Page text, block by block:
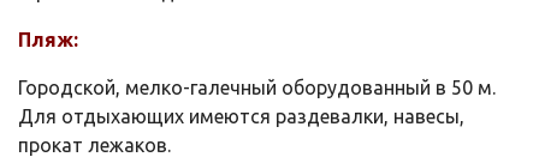
Пляж:
Городской, мелко-галечный оборудованный в 50 м.
Для отдыхающих имеются раздевалки, навесы,
прокат лежаков.